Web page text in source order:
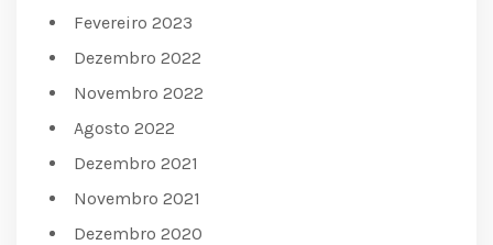
Fevereiro 2023
Dezembro 2022
Novembro 2022
Agosto 2022
Dezembro 2021
Novembro 2021
Dezembro 2020